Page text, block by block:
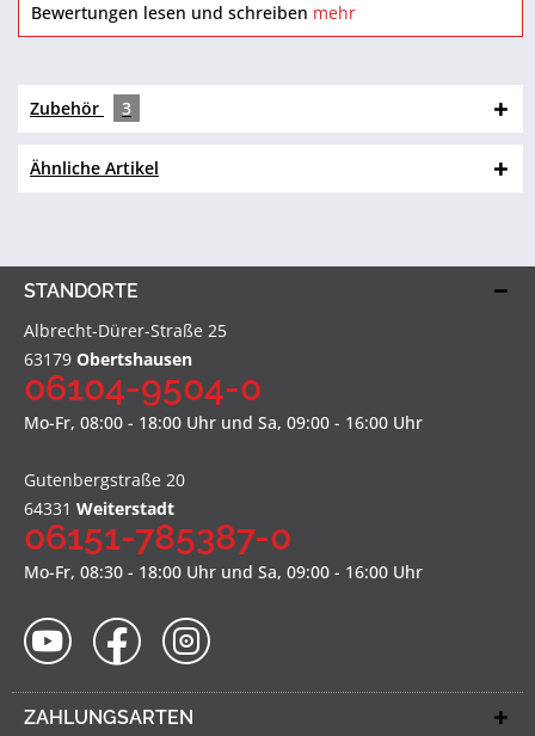
Bewertungen lesen und schreiben mehr
Zubehör 3
Ähnliche Artikel
STANDORTE
Albrecht-Dürer-Straße 25
63179 Obertshausen
06104-9504-0
Mo-Fr, 08:00 - 18:00 Uhr und Sa, 09:00 - 16:00 Uhr
Gutenbergstraße 20
64331 Weiterstadt
06151-785387-0
Mo-Fr, 08:30 - 18:00 Uhr und Sa, 09:00 - 16:00 Uhr
ZAHLUNGSARTEN